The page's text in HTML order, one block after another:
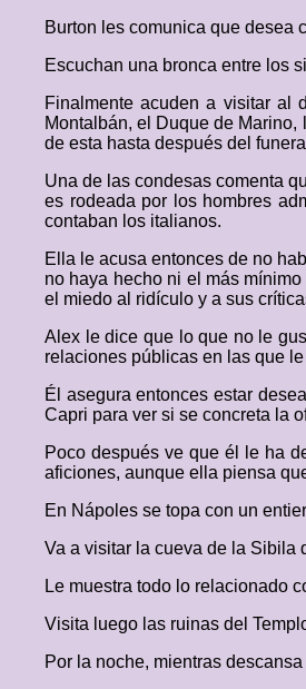
Burton les comunica que desea
Escuchan una bronca entre los
Finalmente acuden a visitar al
Montalbán, el Duque de
de esta hasta después del
Una de las condesas comenta
es rodeada por los hombres
contaban los italianos.
Ella le acusa entonces de no
no haya hecho ni el más
el miedo al ridículo y a sus
Alex le dice que lo que no le
relaciones públicas en las que
Él asegura entonces estar
Capri para ver si se concreta la
Poco después ve que él le ha
aficiones, aunque ella piensa
En Nápoles se topa con un
Va a visitar la cueva de la Sibila
Le muestra todo lo relacionado
Visita luego las ruinas del
Por la noche, mientras